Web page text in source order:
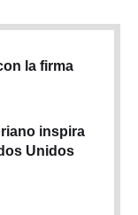
la firma
inspira
Unidos